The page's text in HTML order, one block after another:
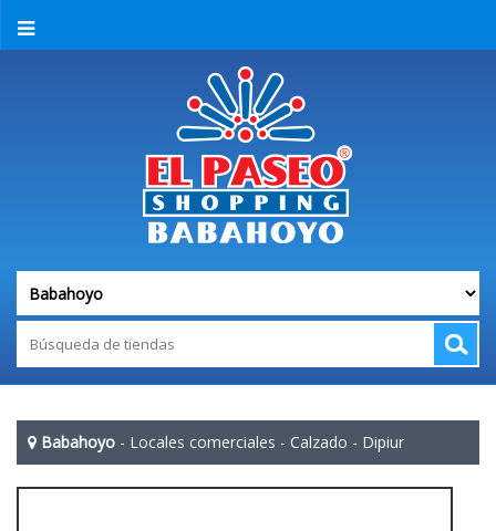
Babahoyo - Locales comerciales - Calzado - Dipiur